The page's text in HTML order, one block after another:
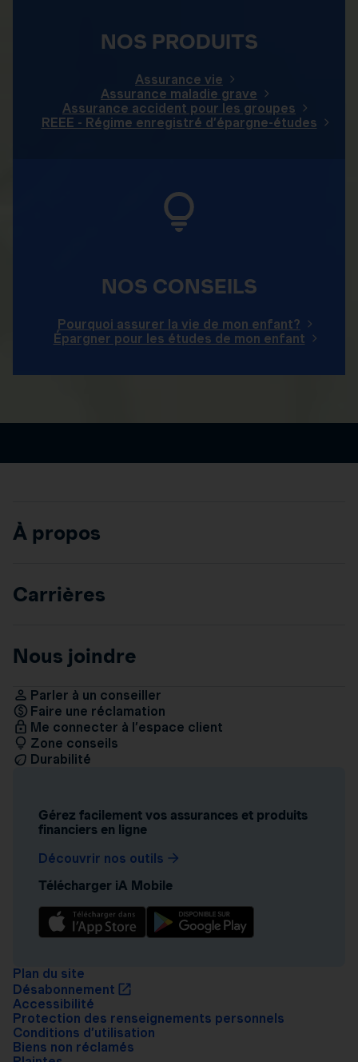
NOS PRODUITS
Assurance vie
Assurance maladie grave
Assurance accident pour les groupes
REEE - Régime enregistré d’épargne-études
NOS CONSEILS
Pourquoi assurer la vie de mon enfant?
Épargner pour les études de mon enfant
À propos
Carrières
Nous joindre
Parler à un conseiller
Faire une réclamation
Me connecter à l’espace client
Zone conseils
Durabilité
Gérez facilement vos assurances et produits
financiers en ligne
Découvrir nos outils
Télécharger iA Mobile
Plan du site
Désabonnement
Accessibilité
Protection des renseignements personnels
Conditions d’utilisation
Biens non réclamés